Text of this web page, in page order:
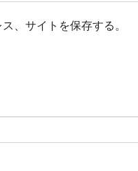
、サイトを保存する。